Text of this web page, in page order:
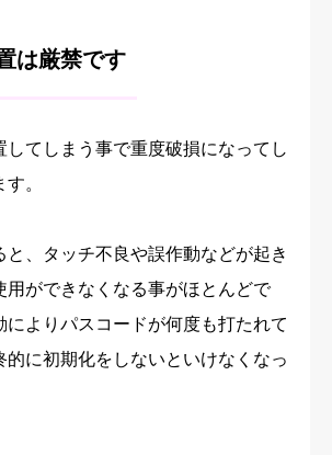
は厳禁です
してしまう事で重度破損になってし
。
と、タッチ不良や誤作動などが起き
用ができなくなる事がほとんどで
によりパスコードが何度も打たれて
的に初期化をしないといけなくなっ